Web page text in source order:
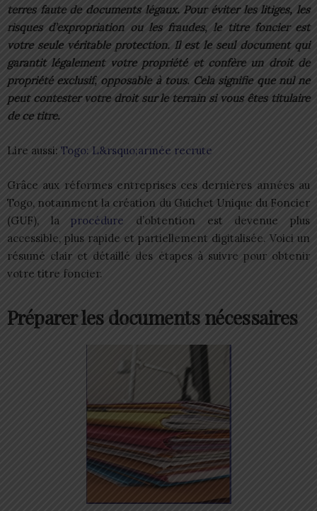
terres faute de documents légaux. Pour éviter les litiges, les
risques d’expropriation ou les fraudes, le titre foncier est
votre seule véritable protection. Il est le seul document qui
garantit légalement votre propriété et confère un droit de
propriété exclusif, opposable à tous. Cela signifie que nul ne
peut contester votre droit sur le terrain si vous êtes titulaire
de ce titre.
Lire aussi: Togo: L&rsquo;armée recrute
Grâce aux réformes entreprises ces dernières années au
Togo, notamment la création du Guichet Unique du Foncier
(GUF), laprocédure d’obtention est devenue plus
accessible, plus rapide et partiellement digitalisée. Voici un
résumé clair et détaillé des étapes à suivre pour obtenir
votre titre foncier.
Préparer les documents nécessaires